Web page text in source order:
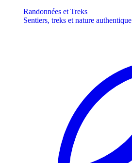
Randonnées et Treks
Sentiers, treks et nature authentique